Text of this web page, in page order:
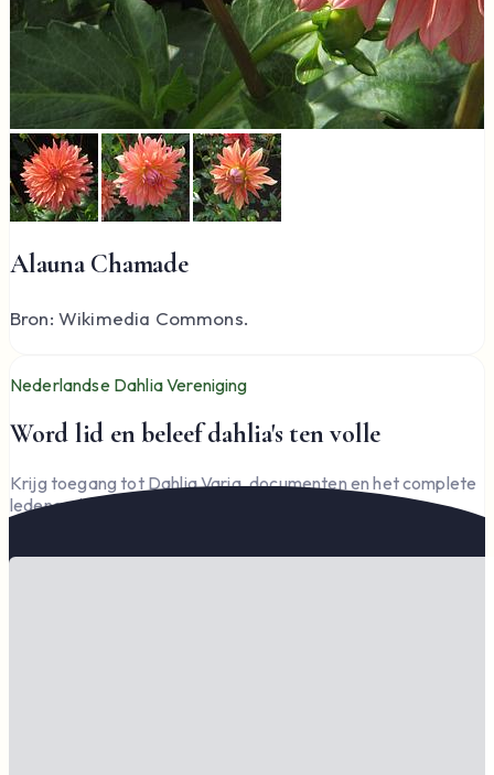
Alauna Chamade
Bron: Wikimedia Commons.
Nederlandse Dahlia Vereniging
Word lid en beleef dahlia's ten volle
Krijg toegang tot Dahlia Varia, documenten en het complete
ledengedeelte — en steun de vereniging.